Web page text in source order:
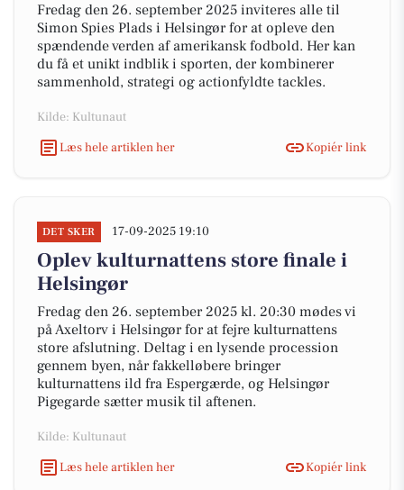
Fredag den 26. september 2025 inviteres alle til
Simon Spies Plads i Helsingør for at opleve den
spændende verden af amerikansk fodbold. Her kan
du få et unikt indblik i sporten, der kombinerer
sammenhold, strategi og actionfyldte tackles.
Kilde: Kultunaut
Læs hele artiklen her
Kopiér link
DET SKER 17-09-2025 19:10
Oplev kulturnattens store finale i
Helsingør
Fredag den 26. september 2025 kl. 20:30 mødes vi
på Axeltorv i Helsingør for at fejre kulturnattens
store afslutning. Deltag i en lysende procession
gennem byen, når fakkelløbere bringer
kulturnattens ild fra Espergærde, og Helsingør
Pigegarde sætter musik til aftenen.
Kilde: Kultunaut
Læs hele artiklen her
Kopiér link